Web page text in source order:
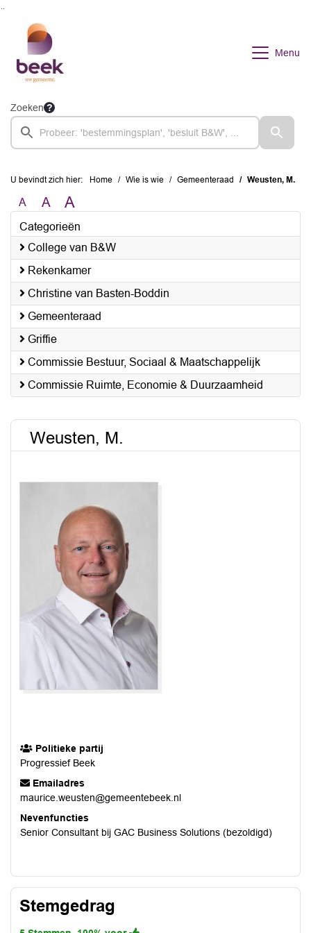
Menu
Zoeken
U bevindt zich hier: Home Wie is wie Gemeenteraad Weusten, M.
A A A
Categorieën
College van B&W
Rekenkamer
Christine van Basten-Boddin
Gemeenteraad
Griffie
Commissie Bestuur, Sociaal & Maatschappelijk
Commissie Ruimte, Economie & Duurzaamheid
Weusten, M.
Politieke partij
Progressief Beek
Emailadres
maurice.weusten@gemeentebeek.nl
Nevenfuncties
Senior Consultant bij GAC Business Solutions (bezoldigd)
Stemgedrag